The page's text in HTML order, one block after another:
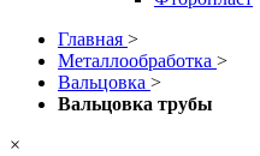
Главная >
Металлообработка >
Вальцовка >
Вальцовка трубы
×